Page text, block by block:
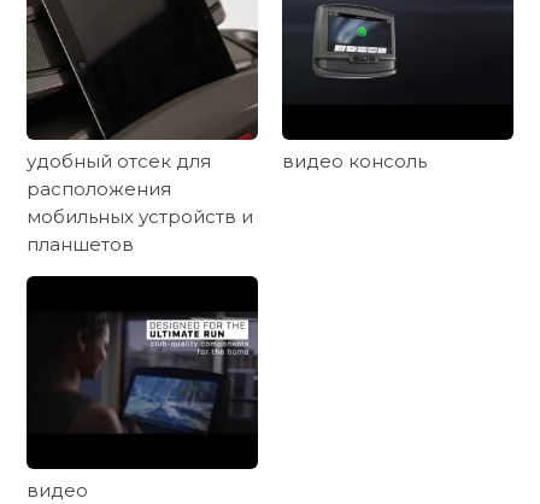
удобный отсек для
расположения
мобильных устройств и
планшетов
видео консоль
видео